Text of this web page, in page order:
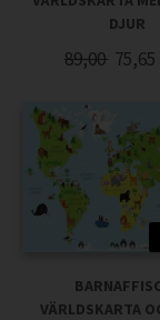
DJUR
89,00 75,65
VÄRLDSKARTA